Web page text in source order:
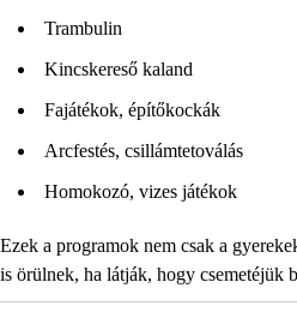
Trambulin
Kincskereső kaland
Fajátékok, építőkockák
Arcfestés, csillámtetoválás
Homokozó, vizes játékok
Ezek a programok nem csak a
is örülnek, ha látják, hogy csemetéjük